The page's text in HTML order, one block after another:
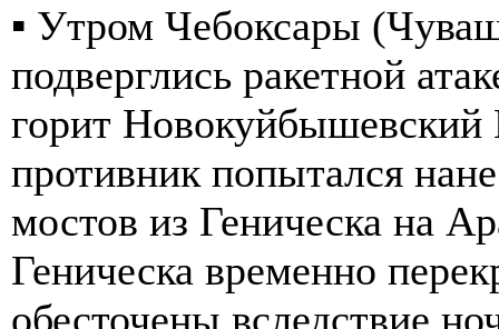
▪️ Утром Чебоксары
подверглись ракетной
горит
противник попытался
мостов из Геническа на
Геническа временно
обесточены вследствие